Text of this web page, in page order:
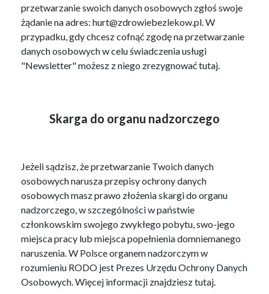
przetwarzanie swoich danych osobowych zgłoś swoje
żądanie na adres: hurt@zdrowiebezlekow.pl. W
przypadku, gdy chcesz cofnąć zgodę na przetwarzanie
danych osobowych w celu świadczenia usługi
"Newsletter" możesz z niego zrezygnować tutaj.
Skarga do organu nadzorczego
Jeżeli sądzisz, że przetwarzanie Twoich danych
osobowych narusza przepisy ochrony danych
osobowych masz prawo złożenia skargi do organu
nadzorczego, w szczególności w państwie
członkowskim swojego zwykłego pobytu, swo-jego
miejsca pracy lub miejsca popełnienia domniemanego
naruszenia. W Polsce organem nadzorczym w
rozumieniu RODO jest Prezes Urzędu Ochrony Danych
Osobowych. Więcej informacji znajdziesz tutaj.